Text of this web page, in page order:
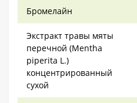
Бромелайн
Экстракт травы мяты
перечной (Mentha
piperita L.)
концентрированный
сухой